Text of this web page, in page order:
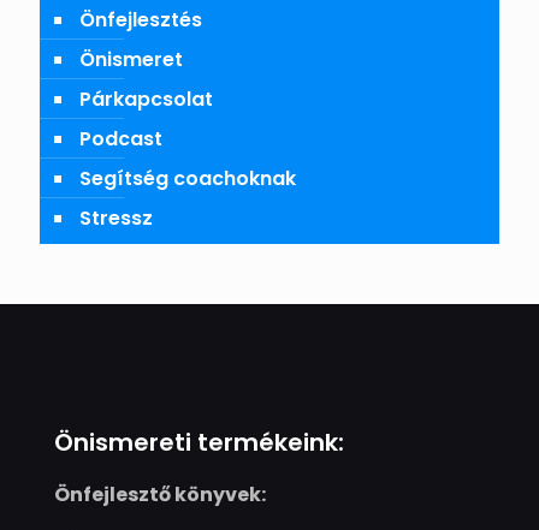
Önfejlesztés
Önismeret
Párkapcsolat
Podcast
Segítség coachoknak
Stressz
Önismereti termékeink:
Önfejlesztő könyvek: